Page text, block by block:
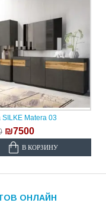
SILKE Matera 03
₪7500
В КОРЗИНУ
ОНЛАЙН